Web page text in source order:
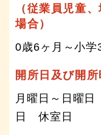
（従業員児童
場合）
0歳6ヶ月～小学
開所日及び開所
月曜日～日曜
日 休室日